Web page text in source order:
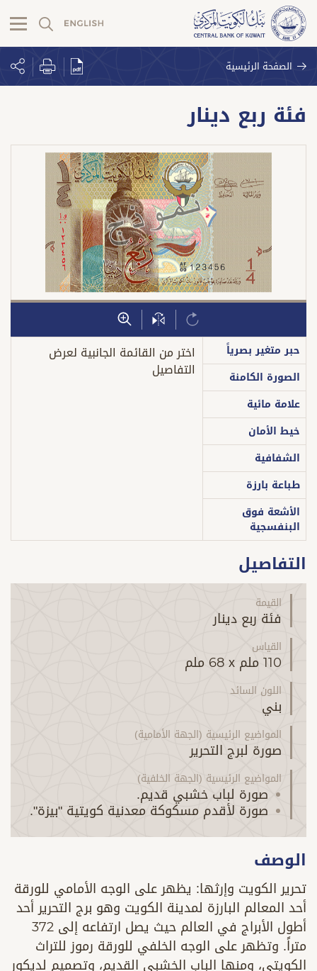
الصفحة الرئيسية
فئة ربع دينار
حبر متغير بصرياً
الصورة الكامنة
علامة مائية
خيط الأمان
الشفافية
طباعة بارزة
الأشعة فوق
البنفسجية
اختر من القائمة الجانبية لعرض
التفاصيل
التفاصيل
القيمة
فئة ربع دينار
القياس
110 ملم 68 ملم
اللون السائد
بني
المواضيع الرئيسية (الجهة الأمامية)
صورة لبرج التحرير
المواضيع الرئيسية (الجهة الخلفية)
صورة لباب خشبي قديم.
صورة لأقدم مسكوكة معدنية كويتية "بيزة".
الوصف
تحرير الكويت وإرثها: يظهر على الوجه الأمامي للورقة
أحد المعالم البارزة لمدينة الكويت وهو برج التحرير أحد
أطول الأبراج في العالم حيث يصل ارتفاعه إلى 372
متراً. وتظهر على الوجه الخلفي للورقة رموز للتراث
الكويتي، ومنها الباب الخشبي القديم، وتصميم لديكور